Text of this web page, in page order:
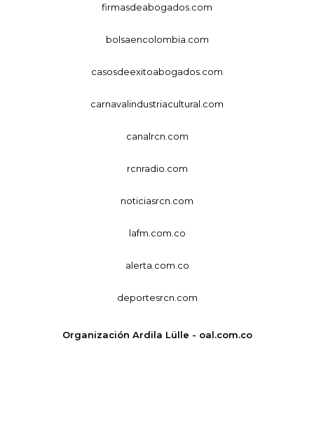
firmasdeabogados.com
bolsaencolombia.com
casosdeexitoabogados.com
carnavalindustriacultural.com
canalrcn.com
rcnradio.com
noticiasrcn.com
lafm.com.co
alerta.com.co
deportesrcn.com
Organización Ardila Lülle - oal.com.co